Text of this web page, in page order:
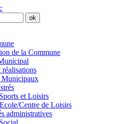
de la Commune
réalisations
et Loisirs
Centre de Loisirs
administratives